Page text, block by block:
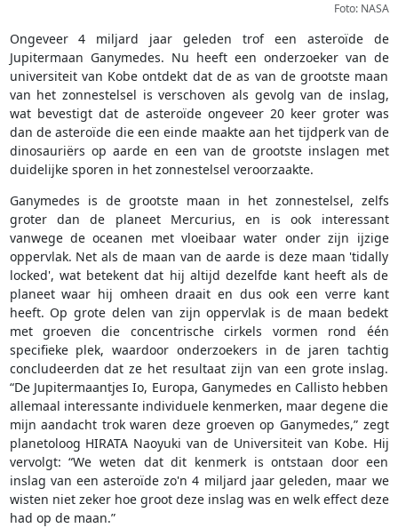
Foto: NASA
Ongeveer 4 miljard jaar geleden trof een asteroïde de
Jupitermaan Ganymedes. Nu heeft een onderzoeker van de
universiteit van Kobe ontdekt dat de as van de grootste maan
van het zonnestelsel is verschoven als gevolg van de inslag,
wat bevestigt dat de asteroïde ongeveer 20 keer groter was
dan de asteroïde die een einde maakte aan het tijdperk van de
dinosauriërs op aarde en een van de grootste inslagen met
duidelijke sporen in het zonnestelsel veroorzaakte.
Ganymedes is de grootste maan in het zonnestelsel, zelfs
groter dan de planeet Mercurius, en is ook interessant
vanwege de oceanen met vloeibaar water onder zijn ijzige
oppervlak. Net als de maan van de aarde is deze maan 'tidally
locked', wat betekent dat hij altijd dezelfde kant heeft als de
planeet waar hij omheen draait en dus ook een verre kant
heeft. Op grote delen van zijn oppervlak is de maan bedekt
met groeven die concentrische cirkels vormen rond één
specifieke plek, waardoor onderzoekers in de jaren tachtig
concludeerden dat ze het resultaat zijn van een grote inslag.
“De Jupitermaantjes Io, Europa, Ganymedes en Callisto hebben
allemaal interessante individuele kenmerken, maar degene die
mijn aandacht trok waren deze groeven op Ganymedes,” zegt
planetoloog HIRATA Naoyuki van de Universiteit van Kobe. Hij
vervolgt: “We weten dat dit kenmerk is ontstaan door een
inslag van een asteroïde zo'n 4 miljard jaar geleden, maar we
wisten niet zeker hoe groot deze inslag was en welk effect deze
had op de maan.”